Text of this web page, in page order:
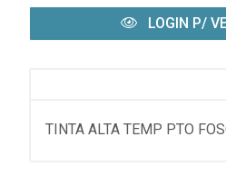
LOGIN P/
TINTA ALTA TEMP PTO